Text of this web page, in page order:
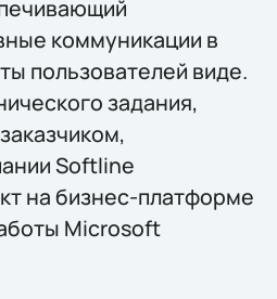
коммуникации в
пользователей виде.
задания,
Softline
на бизнес-платформе
Microsoft